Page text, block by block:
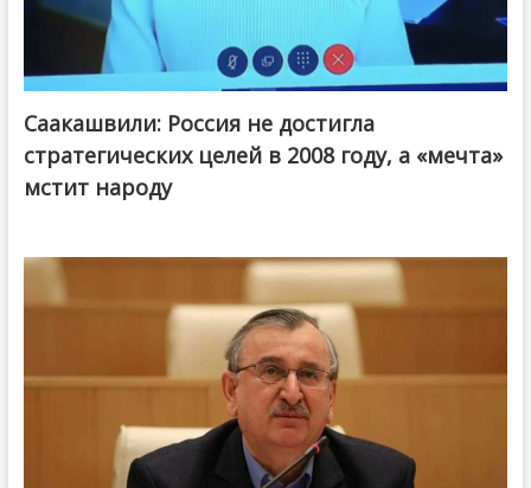
Саакашвили: Россия не достигла
стратегических целей в 2008 году, а «мечта»
мстит народу